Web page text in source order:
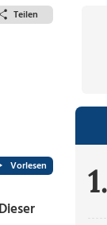
Teilen
Vorlesen 1.